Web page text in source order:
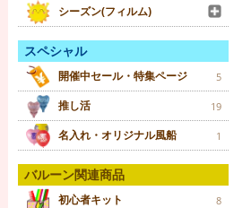
シーズン(フィルム)
スペシャル
開催中セール・特集ページ 5
推し活 19
名入れ・オリジナル風船 1
バルーン関連商品
初心者キット 8